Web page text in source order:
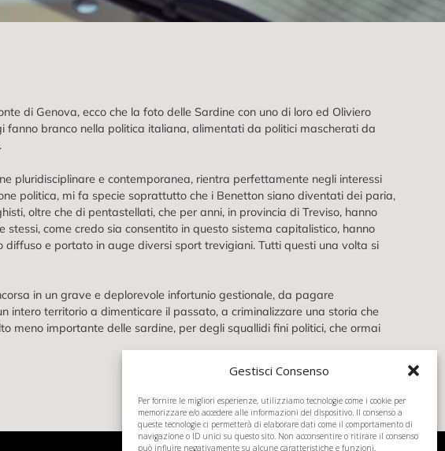
Gestisci Consenso
Per fornire le migliori esperienze, utilizziamo tecnologie come i cookie per
memorizzare e/o accedere alle informazioni del dispositivo. Il consenso a
queste tecnologie ci permetterà di elaborare dati come il comportamento di
navigazione o ID unici su questo sito. Non acconsentire o ritirare il consenso
può influire negativamente su alcune caratteristiche e funzioni.
di Genova, ecco che la foto delle Sardine con uno di loro ed Oliviero
branco nella politica italiana, alimentati da politici mascherati da
pluridisciplinare e contemporanea, rientra perfettamente negli interessi
politica, mi fa specie soprattutto che i Benetton siano diventati dei paria,
oltre che di pentastellati, che per anni, in provincia di Treviso, hanno
come credo sia consentito in questo sistema capitalistico, hanno
e portato in auge diversi sport trevigiani. Tutti questi una volta si
in un grave e deplorevole infortunio gestionale, da pagare
intero territorio a dimenticare il passato, a criminalizzare una storia che
meno importante delle sardine, per degli squallidi fini politici, che ormai